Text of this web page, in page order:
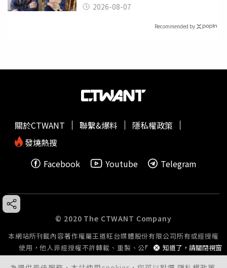
2026-08-07
Recommended by
知道了，請關閉視窗
關於CTWANT 聯繫&爆料
隱私權政策
發燒熱搜
Facebook
Youtube Telegram
© 2020 The CTWANT Company
本網站所刊載內容著作權屬王道旺台媒體股份有限公司所有或經授權
使用，他人非經授權不許轉載、重製、公開播送或公開傳輸。